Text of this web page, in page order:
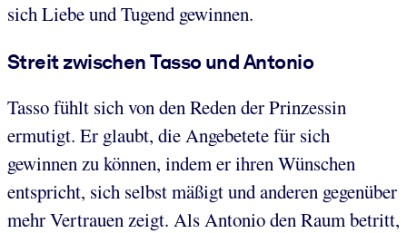
sich Liebe und Tugend gewinnen.
Streit zwischen Tasso und Antonio
Tasso fühlt sich von den Reden der Prinzessin
ermutigt. Er glaubt, die Angebetete für sich
gewinnen zu können, indem er ihren Wünschen
entspricht, sich selbst mäßigt und anderen gegenüber
mehr Vertrauen zeigt. Als Antonio den Raum betritt,